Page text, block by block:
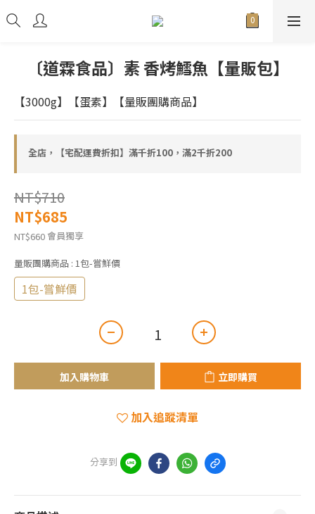
〔道霖食品〕素 香烤鱈魚【量販包】
【3000g】【蛋素】【量販團購商品】
全店，【宅配運費折扣】滿千折100，滿2千折200
NT$710
NT$685
NT$660會員獨享
量販團購商品 : 1包-嘗鮮價
1包-嘗鮮價
加入購物車 立即購買
加入追蹤清單
分享到